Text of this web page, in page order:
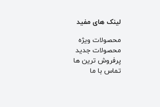
لینک های مفید
محصولات ویژه
محصولات جدید
پرفروش ترین‌ ها
تماس با ما